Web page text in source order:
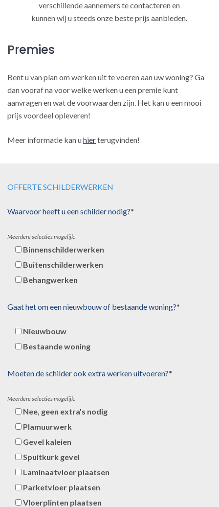
verschillende aannemers te contacteren en
kunnen wij u steeds onze beste prijs aanbieden.
Premies
Bent u van plan om werken uit te voeren aan uw woning? Ga
dan vooraf na voor welke werken u een premie kunt
aanvragen en wat de voorwaarden zijn. Het kan u een mooi
prijs voordeel opleveren!
Meer informatie kan uhierterugvinden!
OFFERTE SCHILDERWERKEN
Waarvoor heeft u een schilder nodig?*
Meerdere selecties mogelijk.
Binnenschilderwerken
Buitenschilderwerken
Behangwerken
Gaat het om een nieuwbouw of bestaande woning?*
Nieuwbouw
Bestaande woning
Moeten de schilder ook extra werken uitvoeren?*
Meerdere selecties mogelijk.
Nee, geen extra's nodig
Plamuurwerk
Gevel kaleien
Spuitkurk gevel
Laminaatvloer plaatsen
Parketvloer plaatsen
Vloerplinten plaatsen